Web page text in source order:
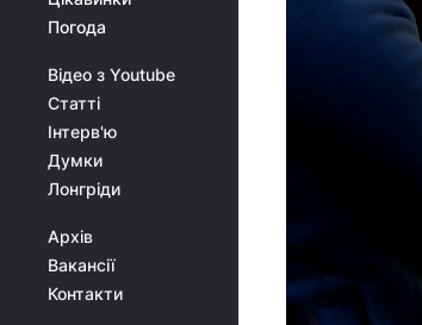
Погода
Відео з Youtube
Статті
Інтерв'ю
Думки
Лонгріди
Архів
Вакансії
Контакти